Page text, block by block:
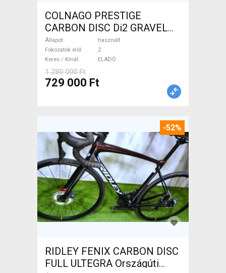
COLNAGO PRESTIGE
CARBON DISC Di2 GRAVEL
Gravel / CX tárcsafék használt
ELADÓ
Állapot
használt
Fokozatok elöl
2
Keres / Kínál
ELADÓ
1 280 000 Ft
729 000 Ft
-52%
RIDLEY FENIX CARBON DISC
FULL ULTEGRA Országúti